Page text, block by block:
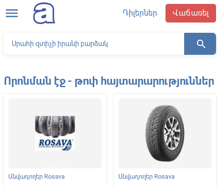
menu Դիլերներ Վաճառել
search
Որոնման էջ - թոփ հայտարարություններ
Անվադողեր Rosava Անվադողեր Rosava